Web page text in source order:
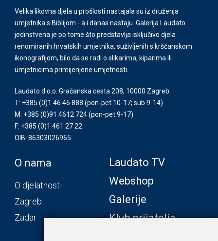
Velika likovna djela u prošlosti nastajala su iz druženja
umjetnika s Biblijom - a i danas nastaju. Galerija Laudato
jedinstvena je po tome što predstavlja isključivo djela
renomiranih hrvatskih umjetnika, suživljenih s kršćanskom
ikonografijom, bilo da se radi o slikarima, kiparima ili
umjetnicima primijenjene umjetnosti.
Laudato d.o.o. Gračanska cesta 208, 10000 Zagreb
T: +385 (0)1 46 46 888 (pon-pet 10-17; sub 9-14)
M: +385 (0)91 4612 724(pon-pet 9-17)
F: +385 (0)1 461 27 22
OIB: 86303026965
O nama
O djelatnosti
Zagreb
Zadar
Laudato TV
Webshop
Galerije
Klub prijatelja